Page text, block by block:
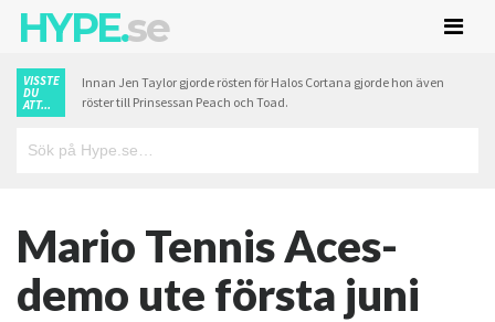
HYPE.se
VISSTE
DU
ATT...
Innan Jen Taylor gjorde rösten för Halos Cortana gjorde hon även
röster till Prinsessan Peach och Toad.
Mario Tennis Aces-
demo ute första juni